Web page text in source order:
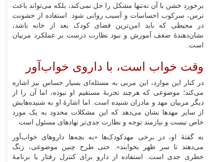
برخورد خشن با آن نه‌تنها مشکل را حل نمی‌کند، بلکه می‌تواند باعث
ترس، سرکوب احساسات و آسیب روانی شود. استفاده از خشونت
در محیطی که باید امن‌ترین فضای کودک بعد از خانه باشد،
نشان‌دهندهٔ ضعف آموزش و نبود نظارت درست بر عملکرد مربیان
است.
وقت خواب است، با داروی خواب‌آور
در کنار این موارد، این مربی به مسئله‌ای بسیار حساس نیز اشاره
می‌کند؛ موضوعی که هرچند تجربهٔ مستقیم او نبوده، اما آن را از
دیگر مربیان مهد و مادران شنیده است. اما اشارهٔ او به شنیده‌هایش
از سایر مهد‌ها نشان می‌دهد که این مشکلات محدود به یک مورد
خاص نیست و نیازمند توجه و نظارت جدی‌تر نهاد‌های مسئول است.
به گفتهٔ او، در برخی مهدکودک‌ها «به بچه‌ها دارو‌های خواب‌آور
می‌دهند تا سر ظهر بخوابند». حتی طرح چنین موضوعی، زنگ
خطری جدی است. استفاده از دارو برای کنترل رفتار یا برنامهٔ